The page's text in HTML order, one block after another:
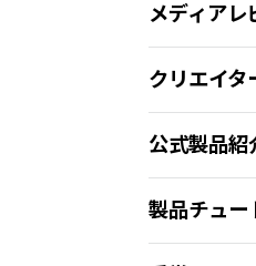
メディアレ
クリエイタ
公式製品紹
製品チュー